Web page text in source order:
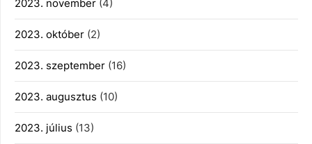
2023. november (4)
2023. október (2)
2023. szeptember (16)
2023. augusztus (10)
2023. július (13)